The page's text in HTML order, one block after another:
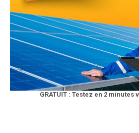
GRATUIT : Testez en 2